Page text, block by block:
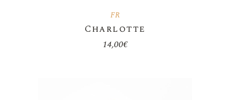
FR
Charlotte
14,00€